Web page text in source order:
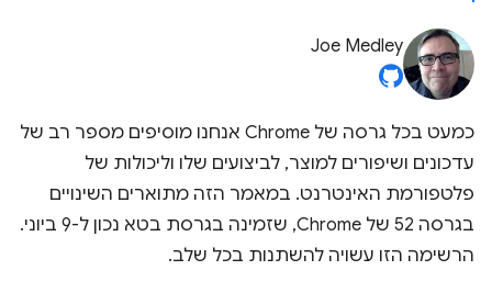
Joe Medley
כמעט בכל גרסה של Chrome אנחנו מוסיפים מספר רב של
עדכונים ושיפורים למוצר, לביצועים שלו וליכולות של
פלטפורמת האינטרנט. במאמר הזה מתוארים השינויים
בגרסה 52 של Chrome, שזמינה בגרסת בטא נכון ל-9 ביוני.
הרשימה הזו עשויה להשתנות בכל שלב.